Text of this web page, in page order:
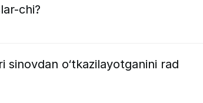
chi?
sinovdan o‘tkazilayotganini rad